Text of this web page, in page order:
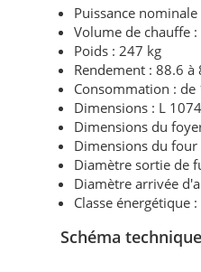
Puissance
Volume de chauffe
Poids : 247 kg
Rendement : 88.6 à
Consommation : de
Dimensions : L
Dimensions du
Dimensions du
Diamètre sortie de
Diamètre arrivée
Classe énergétique :
Schéma